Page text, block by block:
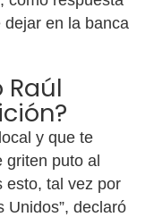
en la banca
y que te
griten puto al
esto, tal vez por
Unidos”, declaró